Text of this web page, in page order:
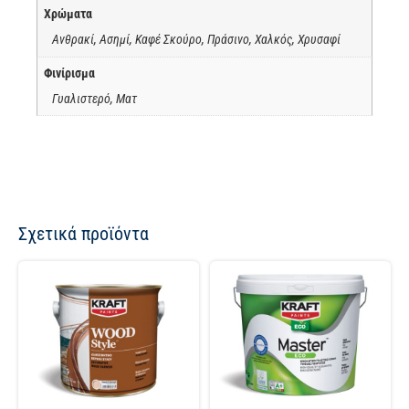
Χρώματα
Ανθρακί, Ασημί, Καφέ Σκούρο, Πράσινο, Χαλκός, Χρυσαφί
Φινίρισμα
Γυαλιστερό, Ματ
Σχετικά προϊόντα